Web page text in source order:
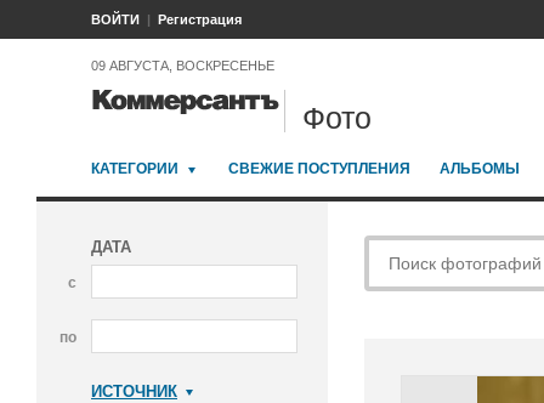
ВОЙТИ Регистрация
09 АВГУСТА, ВОСКРЕСЕНЬЕ
Фото
КАТЕГОРИИ СВЕЖИЕ ПОСТУПЛЕНИЯ АЛЬБОМЫ
ДАТА
с
по
ИСТОЧНИК